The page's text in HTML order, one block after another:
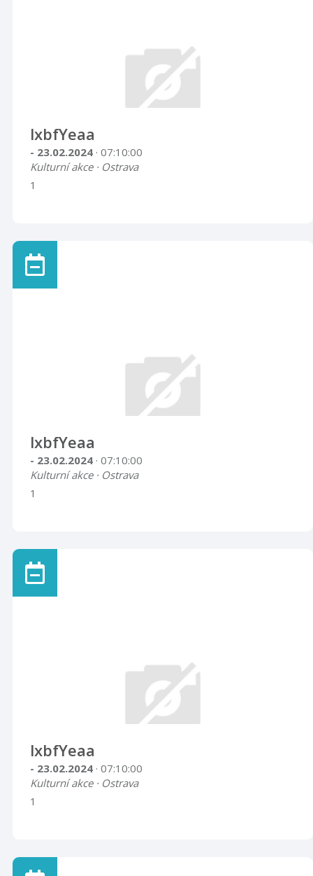
lxbfYeaa
- 23.02.2024 · 07:10:00
Kulturní akce · Ostrava
1
lxbfYeaa
- 23.02.2024 · 07:10:00
Kulturní akce · Ostrava
1
lxbfYeaa
- 23.02.2024 · 07:10:00
Kulturní akce · Ostrava
1